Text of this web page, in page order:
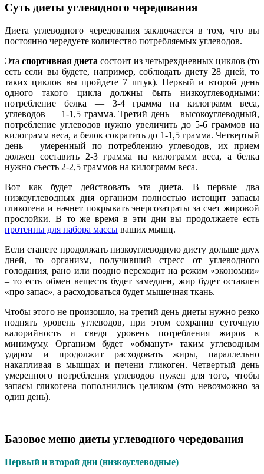
Суть диеты углеводного чередования
Диета углеводного чередования заключается в том, что вы
постоянно чередуете количество потребляемых углеводов.
Эта спортивная диета состоит из четырехдневных циклов (то
есть если вы будете, например, соблюдать диету 28 дней, то
таких циклов вы пройдете 7 штук). Первый и второй день
одного такого цикла должны быть низкоуглеводными:
потребление белка — 3-4 грамма на килограмм веса,
углеводов — 1-1,5 грамма. Третий день – высокоуглеводный,
потребление углеводов нужно увеличить до 5-6 граммов на
килограмм веса, а белок сократить до 1-1,5 грамма. Четвертый
день – умеренный по потреблению углеводов, их прием
должен составить 2-3 грамма на килограмм веса, а белка
нужно съесть 2-2,5 граммов на килограмм веса.
Вот как будет действовать эта диета. В первые два
низкоуглеводных дня организм полностью истощит запасы
гликогена и начнет покрывать энергозатраты за счет жировой
прослойки. В то же время в эти дни вы продолжаете есть
протеины для набора массы ваших мышц.
Если станете продолжать низкоуглеводную диету дольше двух
дней, то организм, получивший стресс от углеводного
голодания, рано или поздно переходит на режим «экономии»
– то есть обмен веществ будет замедлен, жир будет оставлен
«про запас», а расходоваться будет мышечная ткань.
Чтобы этого не произошло, на третий день диеты нужно резко
поднять уровень углеводов, при этом сохранив суточную
калорийность и сведя уровень потребления жиров к
минимуму. Организм будет «обманут» таким углеводным
ударом и продолжит расходовать жиры, параллельно
накапливая в мышцах и печени гликоген. Четвертый день
умеренного потребления углеводов нужен для того, чтобы
запасы гликогена пополнились целиком (это невозможно за
один день).
Базовое меню диеты углеводного чередования
Первый и второй дни (низкоуглеводные)